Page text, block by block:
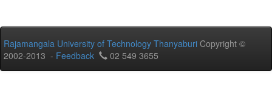
Rajamangala University of Technology Thanyaburi Copyright ©
2002-2013 - Feedback 02 549 3655